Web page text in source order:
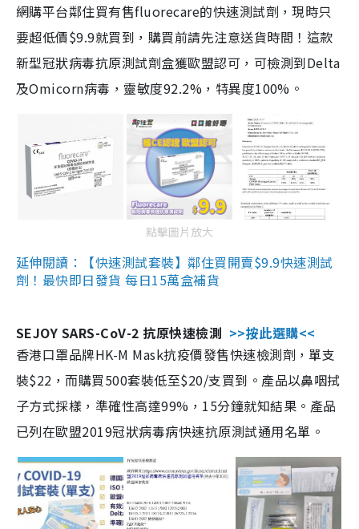
網購平台鄰住買有售fluorecare的快速測試劑，現時只
要超低價$9.9就買到，購買前請先注意送貨時間！這款
新型冠狀病毒抗原測試劑盒獲歐盟認可，可檢測到Delta
及Omicorn病毒，靈敏度92.2%，特異度100%。
點擊圖片放大
延伸閱讀：【快速測試套裝】鄰住買開賣$9.9快速測試
劑！最快即日發貨 每日15萬盒補貨
SEJOY SARS-CoV-2 抗原快速檢測 >>按此選購<<
香港口罩品牌HK-M Mask抗疫價發售快速檢測劑，單支
裝$22，而購買500套裝低至$20/支買到。產品以鼻咽拭
子方式採樣，準確性高達99%，15分鐘就知結果。產品
已列在歐盟2019冠狀病毒病快速抗原測試通用名單。